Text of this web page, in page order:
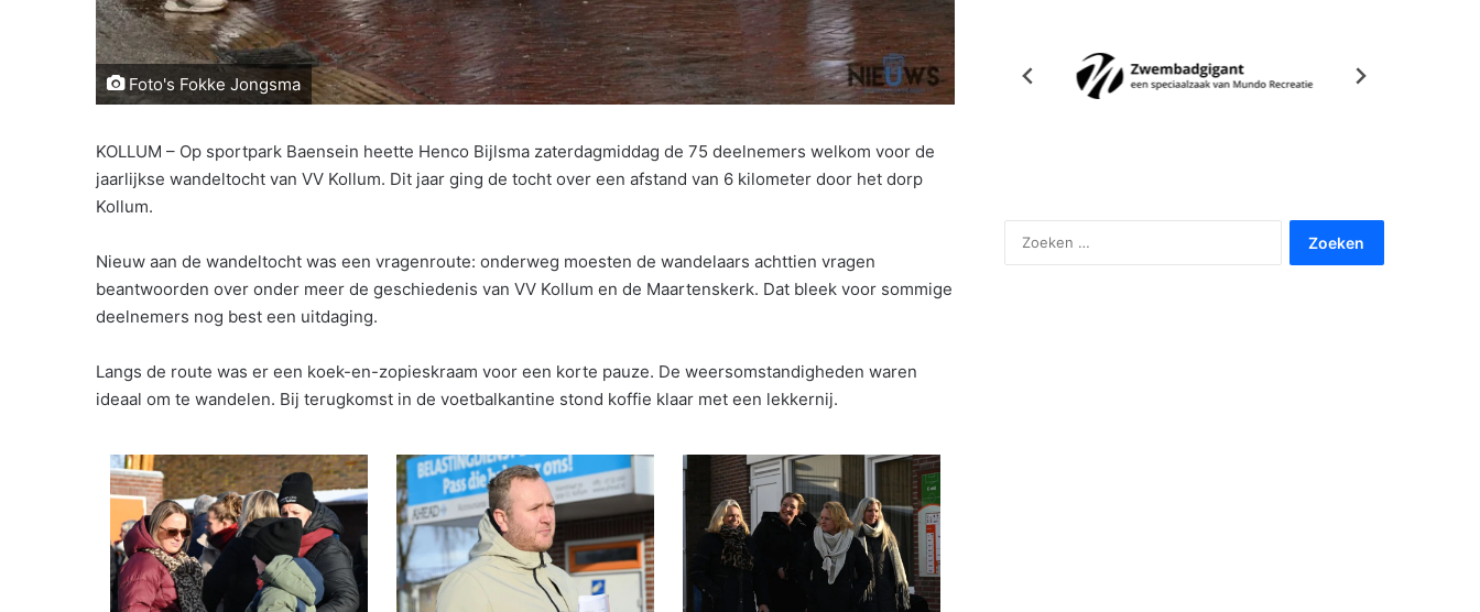
Foto's Fokke Jongsma
KOLLUM – Op sportpark Baensein heette Henco Bijlsma zaterdagmiddag de 75 deelnemers welkom voor de
jaarlijkse wandeltocht van VV Kollum. Dit jaar ging de tocht over een afstand van 6 kilometer door het dorp
Kollum.
Nieuw aan de wandeltocht was een vragenroute: onderweg moesten de wandelaars achttien vragen
beantwoorden over onder meer de geschiedenis van VV Kollum en de Maartenskerk. Dat bleek voor sommige
deelnemers nog best een uitdaging.
Langs de route was er een koek-en-zopieskraam voor een korte pauze. De weersomstandigheden waren
ideaal om te wandelen. Bij terugkomst in de voetbalkantine stond koffie klaar met een lekkernij.
naar: